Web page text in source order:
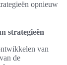
opnieuw
strategieën
van
de